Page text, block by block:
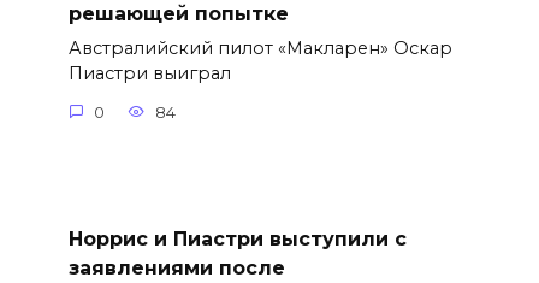
решающей попытке
Австралийский пилот «Макларен» Оскар
Пиастри выиграл
0 84
Норрис и Пиастри выступили с
заявлениями после